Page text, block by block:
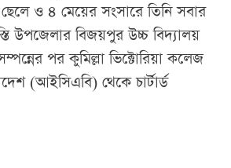
ও ৪ মেয়ের সংসারে তিনি সবার
উপজেলার বিজয়পুর উচ্চ বিদ্যালয়
পর কুমিল্লা ভিক্টোরিয়া কলেজ
(আইসিএবি) থেকে চার্টার্ড